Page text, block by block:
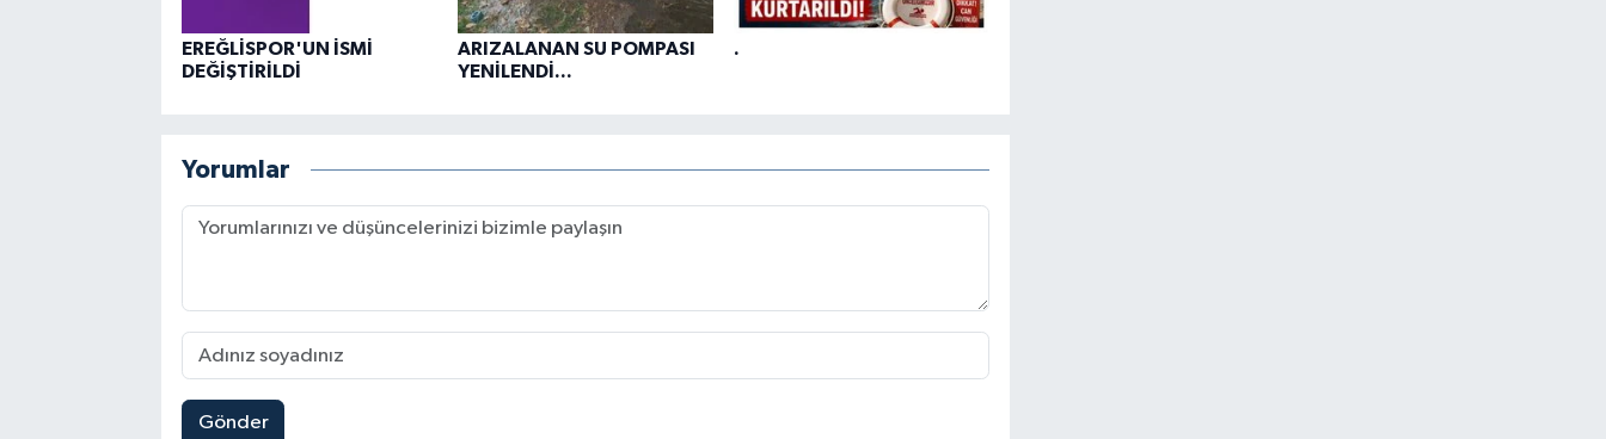
EREĞLİSPOR'UN İSMİ
DEĞİŞTİRİLDİ
ARIZALANAN SU POMPASI
YENİLENDİ...
.
Yorumlar
Gönder